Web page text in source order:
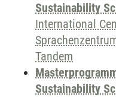
Sustainability
International
Tandem
Sustainability